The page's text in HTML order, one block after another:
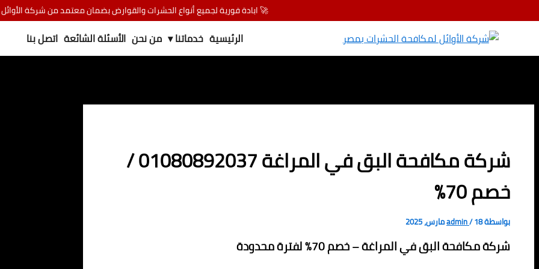
🚀 ابادة فورية لجميع أنواع الحشرات والقوارض بضمان معتمد من شركة الأوائل
الرئيسية خدماتنا ▾ من نحن الأسئلة الشائعة اتصل بنا
شركة مكافحة البق في المراغة 01080892037 /
خصم 70%
بواسطة admin/18 مارس، 2025
شركة مكافحة البق في المراغة – خصم 70% لفترة محدودة